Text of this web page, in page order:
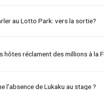
au Lotto Park: vers la sortie?
hôtes réclament des millions à la
l'absence de Lukaku au stage ?